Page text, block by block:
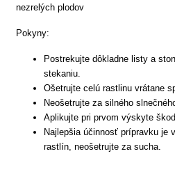
nezrelých plodov
Pokyny:
Postrekujte dôkladne listy a
stekaniu.
Ošetrujte celú rastlinu vrátane
Neošetrujte za silného
Aplikujte pri prvom výskyte
Najlepšia účinnosť prípravku je
rastlín, neošetrujte za sucha.